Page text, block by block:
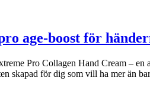
age-boost för
Pro Collagen Hand Cream –
skapad för dig som vill ha mer än